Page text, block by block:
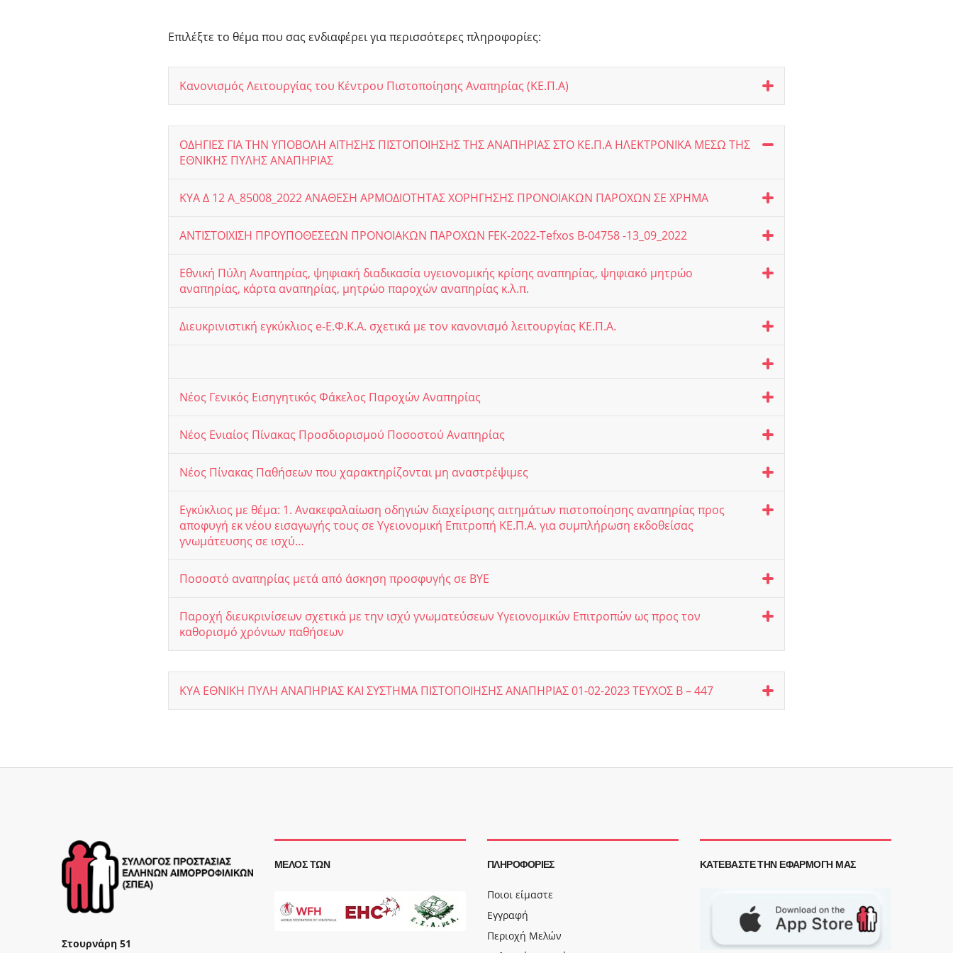
Επιλέξτε το θέμα που σας ενδιαφέρει για περισσότερες πληροφορίες:
Κανονισμός Λειτουργίας του Κέντρου Πιστοποίησης Αναπηρίας (ΚΕ.Π.Α)
ΟΔΗΓΙΕΣ ΓΙΑ ΤΗΝ ΥΠΟΒΟΛΗ ΑΙΤΗΣΗΣ ΠΙΣΤΟΠΟΙΗΣΗΣ ΤΗΣ ΑΝΑΠΗΡΙΑΣ ΣΤΟ ΚΕ.Π.Α ΗΛΕΚΤΡΟΝΙΚΑ ΜΕΣΩ ΤΗΣ
ΕΘΝΙΚΗΣ ΠΥΛΗΣ ΑΝΑΠΗΡΙΑΣ
ΚΥΑ Δ 12 Α_85008_2022 ΑΝΑΘΕΣΗ ΑΡΜΟΔΙΟΤΗΤΑΣ ΧΟΡΗΓΗΣΗΣ ΠΡΟΝΟΙΑΚΩΝ ΠΑΡΟΧΩΝ ΣΕ ΧΡΗΜΑ
ΑΝΤΙΣΤΟΙΧΙΣΗ ΠΡΟΥΠΟΘΕΣΕΩΝ ΠΡΟΝΟΙΑΚΩΝ ΠΑΡΟΧΩΝ FEK-2022-Tefxos B-04758 -13_09_2022
Εθνική Πύλη Αναπηρίας, ψηφιακή διαδικασία υγειονομικής κρίσης αναπηρίας, ψηφιακό μητρώο
αναπηρίας, κάρτα αναπηρίας, μητρώο παροχών αναπηρίας κ.λ.π.
Διευκρινιστική εγκύκλιος e-Ε.Φ.Κ.Α. σχετικά με τον κανονισμό λειτουργίας ΚΕ.Π.Α.
Νέος Γενικός Εισηγητικός Φάκελος Παροχών Αναπηρίας
Νέος Ενιαίος Πίνακας Προσδιορισμού Ποσοστού Αναπηρίας
Νέος Πίνακας Παθήσεων που χαρακτηρίζονται μη αναστρέψιμες
Εγκύκλιος με θέμα: 1. Ανακεφαλαίωση οδηγιών διαχείρισης αιτημάτων πιστοποίησης αναπηρίας προς
αποφυγή εκ νέου εισαγωγής τους σε Υγειονομική Επιτροπή ΚΕ.Π.Α. για συμπλήρωση εκδοθείσας
γνωμάτευσης σε ισχύ…
Ποσοστό αναπηρίας μετά από άσκηση προσφυγής σε ΒΥΕ
Παροχή διευκρινίσεων σχετικά με την ισχύ γνωματεύσεων Υγειονομικών Επιτροπών ως προς τον
καθορισμό χρόνιων παθήσεων
ΚΥΑ ΕΘΝΙΚΗ ΠΥΛΗ ΑΝΑΠΗΡΙΑΣ ΚΑΙ ΣΥΣΤΗΜΑ ΠΙΣΤΟΠΟΙΗΣΗΣ ΑΝΑΠΗΡΙΑΣ 01-02-2023 ΤΕΥΧΟΣ Β – 447
Στουρνάρη 51
ΜΈΛΟΣ ΤΩΝ ΠΛΗΡΟΦΟΡΊΕΣ
Ποιοι είμαστε
Εγγραφή
Περιοχή Μελών
ΚΑΤΕΒΆΣΤΕ ΤΗΝ ΕΦΑΡΜΟΓΉ ΜΑΣ